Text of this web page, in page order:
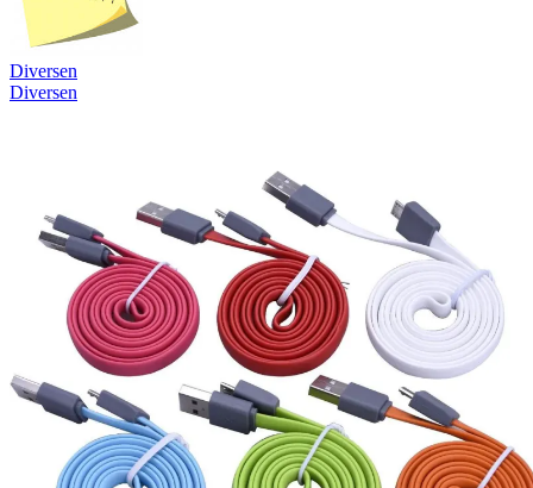
Diversen
Diversen